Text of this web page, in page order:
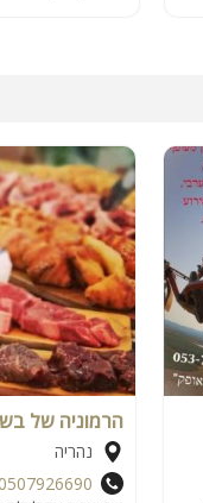
הרמוניה של
נהריה